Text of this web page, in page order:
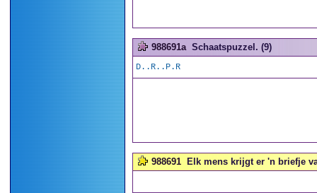
988691a Schaatspuzzel. (9)
D..R..P.R
988691 Elk mens krijgt er 'n briefje